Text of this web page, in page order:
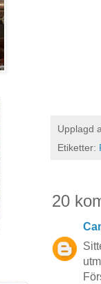
Upplagd
Etiketter:
20